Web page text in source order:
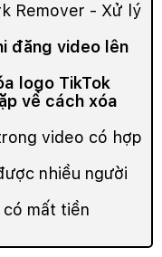
Remover - Xử lý
đăng video lên
logo TikTok
về cách xóa
video có hợp
nhiều người
mất tiền